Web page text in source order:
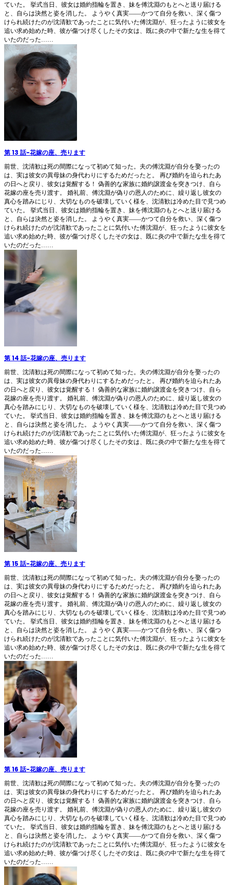
ていた。 挙式当日、彼女は婚約指輪を置き、妹を傅沈淵のもとへと送り届ける
と、自らは決然と姿を消した。 ようやく真実――かつて自分を救い、深く傷つ
けられ続けたのが沈清歓であったことに気付いた傅沈淵が、狂ったように彼女を
追い求め始めた時、彼が傷つけ尽くしたその女は、既に炎の中で新たな生を得て
いたのだった……
第 13 話-花嫁の座、売ります
前世、沈清歓は死の間際になって初めて知った。夫の傅沈淵が自分を娶ったの
は、実は彼女の異母妹の身代わりにするためだったと。 再び婚約を迫られたあ
の日へと戻り、彼女は覚醒する！ 偽善的な家族に婚約譲渡金を突きつけ、自ら
花嫁の座を売り渡す。 婚礼前、傅沈淵が偽りの恩人のために、繰り返し彼女の
真心を踏みにじり、大切なものを破壊していく様を、沈清歓は冷めた目で見つめ
ていた。 挙式当日、彼女は婚約指輪を置き、妹を傅沈淵のもとへと送り届ける
と、自らは決然と姿を消した。 ようやく真実――かつて自分を救い、深く傷つ
けられ続けたのが沈清歓であったことに気付いた傅沈淵が、狂ったように彼女を
追い求め始めた時、彼が傷つけ尽くしたその女は、既に炎の中で新たな生を得て
いたのだった……
第 14 話-花嫁の座、売ります
前世、沈清歓は死の間際になって初めて知った。夫の傅沈淵が自分を娶ったの
は、実は彼女の異母妹の身代わりにするためだったと。 再び婚約を迫られたあ
の日へと戻り、彼女は覚醒する！ 偽善的な家族に婚約譲渡金を突きつけ、自ら
花嫁の座を売り渡す。 婚礼前、傅沈淵が偽りの恩人のために、繰り返し彼女の
真心を踏みにじり、大切なものを破壊していく様を、沈清歓は冷めた目で見つめ
ていた。 挙式当日、彼女は婚約指輪を置き、妹を傅沈淵のもとへと送り届ける
と、自らは決然と姿を消した。 ようやく真実――かつて自分を救い、深く傷つ
けられ続けたのが沈清歓であったことに気付いた傅沈淵が、狂ったように彼女を
追い求め始めた時、彼が傷つけ尽くしたその女は、既に炎の中で新たな生を得て
いたのだった……
第 15 話-花嫁の座、売ります
前世、沈清歓は死の間際になって初めて知った。夫の傅沈淵が自分を娶ったの
は、実は彼女の異母妹の身代わりにするためだったと。 再び婚約を迫られたあ
の日へと戻り、彼女は覚醒する！ 偽善的な家族に婚約譲渡金を突きつけ、自ら
花嫁の座を売り渡す。 婚礼前、傅沈淵が偽りの恩人のために、繰り返し彼女の
真心を踏みにじり、大切なものを破壊していく様を、沈清歓は冷めた目で見つめ
ていた。 挙式当日、彼女は婚約指輪を置き、妹を傅沈淵のもとへと送り届ける
と、自らは決然と姿を消した。 ようやく真実――かつて自分を救い、深く傷つ
けられ続けたのが沈清歓であったことに気付いた傅沈淵が、狂ったように彼女を
追い求め始めた時、彼が傷つけ尽くしたその女は、既に炎の中で新たな生を得て
いたのだった……
第 16 話-花嫁の座、売ります
前世、沈清歓は死の間際になって初めて知った。夫の傅沈淵が自分を娶ったの
は、実は彼女の異母妹の身代わりにするためだったと。 再び婚約を迫られたあ
の日へと戻り、彼女は覚醒する！ 偽善的な家族に婚約譲渡金を突きつけ、自ら
花嫁の座を売り渡す。 婚礼前、傅沈淵が偽りの恩人のために、繰り返し彼女の
真心を踏みにじり、大切なものを破壊していく様を、沈清歓は冷めた目で見つめ
ていた。 挙式当日、彼女は婚約指輪を置き、妹を傅沈淵のもとへと送り届ける
と、自らは決然と姿を消した。 ようやく真実――かつて自分を救い、深く傷つ
けられ続けたのが沈清歓であったことに気付いた傅沈淵が、狂ったように彼女を
追い求め始めた時、彼が傷つけ尽くしたその女は、既に炎の中で新たな生を得て
いたのだった……